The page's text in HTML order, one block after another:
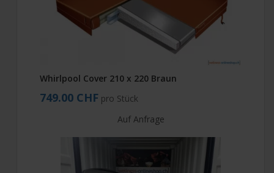
Whirlpool Cover 210 x 220 Braun
749.00 CHF pro Stück
Auf Anfrage